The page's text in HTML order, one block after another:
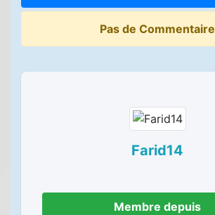
Pas de Commentaire
Farid14
Membre depuis